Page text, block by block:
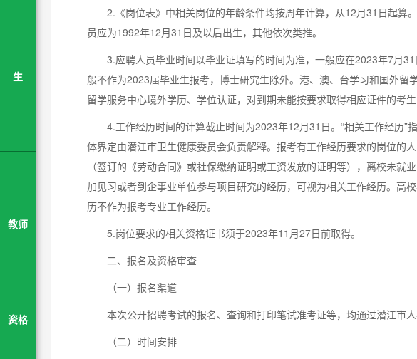
生
教师
资格
2.《岗位表》中相关岗位的年龄条件均按周年计算，从12月31日起算
员应为1992年12月31日及以后出生，其他依次类推。
3.应聘人员毕业时间以毕业证填写的时间为准，一般应在2023年7月
般不作为2023届毕业生报考，博士研究生除外。港、澳、台学习和国外留
留学服务中心境外学历、学位认证，对到期未能按要求取得相应证件的考生
4.工作经历时间的计算截止时间为2023年12月31日。“相关工作经历”
体界定由潜江市卫生健康委员会负责解释。报考有工作经历要求的岗位的
（签订的《劳动合同》或社保缴纳证明或工资发放的证明等），离校未就
加见习或者到企事业单位参与项目研究的经历，可视为相关工作经历。高
历不作为报考专业工作经历。
5.岗位要求的相关资格证书须于2023年11月27日前取得。
二、报名及资格审查
（一）报名渠道
本次公开招聘考试的报名、查询和打印笔试准考证等，均通过潜江市
（二）时间安排